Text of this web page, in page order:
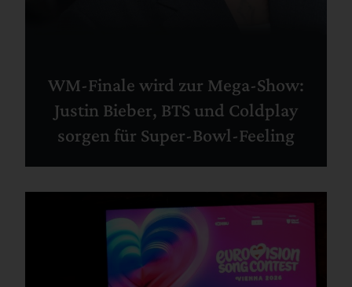
WM-Finale wird zur Mega-Show:
Justin Bieber, BTS und Coldplay
sorgen für Super-Bowl-Feeling